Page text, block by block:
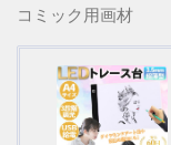
コミック用画材